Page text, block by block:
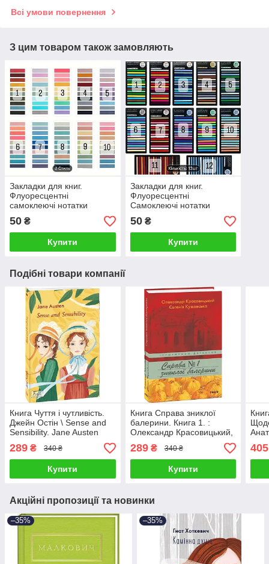
Всі умови повернення
З цим товаром також замовляють
Закладки для книг.
Флуоресцентні
самоклеючі нотатки
50 ₴
Купити
Закладки для книг.
Флуоресцентні
Самоклеючі нотатки
50₴
Купити
Подібні товари компанії
Книга Чуття і чутливість.
Джейн Остін \ Sense and
Sensibility. Jane Austen
289 ₴ 340 ₴
Купити
Книга Справа зниклої
балерини. Книга 1. :
Олександр Красовицький,
289₴ 340 ₴
Купити
405
Акційні пропозиції та новинки
–35% –35%